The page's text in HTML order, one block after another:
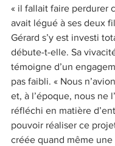
« il fallait faire perdurer
avait légué à ses deux
Gérard s’y est investi
débute-t-elle. Sa
témoigne d’un
pas faibli. « Nous
et, à l’époque, nous ne
réfléchi en matière
pouvoir réaliser ce
créée quand même une